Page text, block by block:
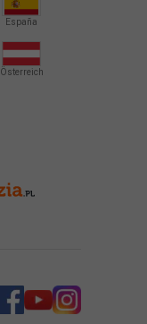
España
Österreich